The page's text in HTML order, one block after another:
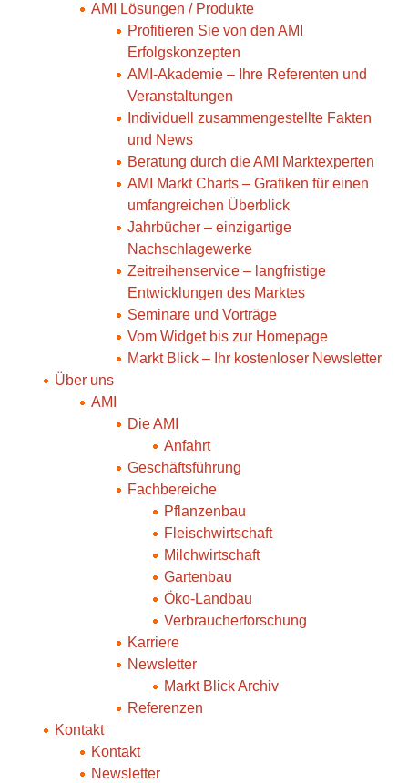
AMI Lösungen / Produkte
Profitieren Sie von den AMI
Erfolgskonzepten
AMI-Akademie – Ihre Referenten und
Veranstaltungen
Individuell zusammengestellte Fakten
und News
Beratung durch die AMI Marktexperten
AMI Markt Charts – Grafiken für einen
umfangreichen Überblick
Jahrbücher – einzigartige
Nachschlagewerke
Zeitreihenservice – langfristige
Entwicklungen des Marktes
Seminare und Vorträge
Vom Widget bis zur Homepage
Markt Blick – Ihr kostenloser Newsletter
Über uns
AMI
Die AMI
Anfahrt
Geschäftsführung
Fachbereiche
Pflanzenbau
Fleischwirtschaft
Milchwirtschaft
Gartenbau
Öko-Landbau
Verbraucherforschung
Karriere
Newsletter
Markt Blick Archiv
Referenzen
Kontakt
Kontakt
Newsletter